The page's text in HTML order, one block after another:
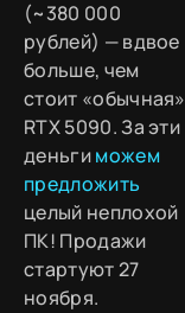
(~380 000
рублей) — вдвое
больше, чем
стоит «обычная»
RTX 5090. За эти
деньгиможем
предложить
целый неплохой
ПК! Продажи
стартуют 27
ноября.